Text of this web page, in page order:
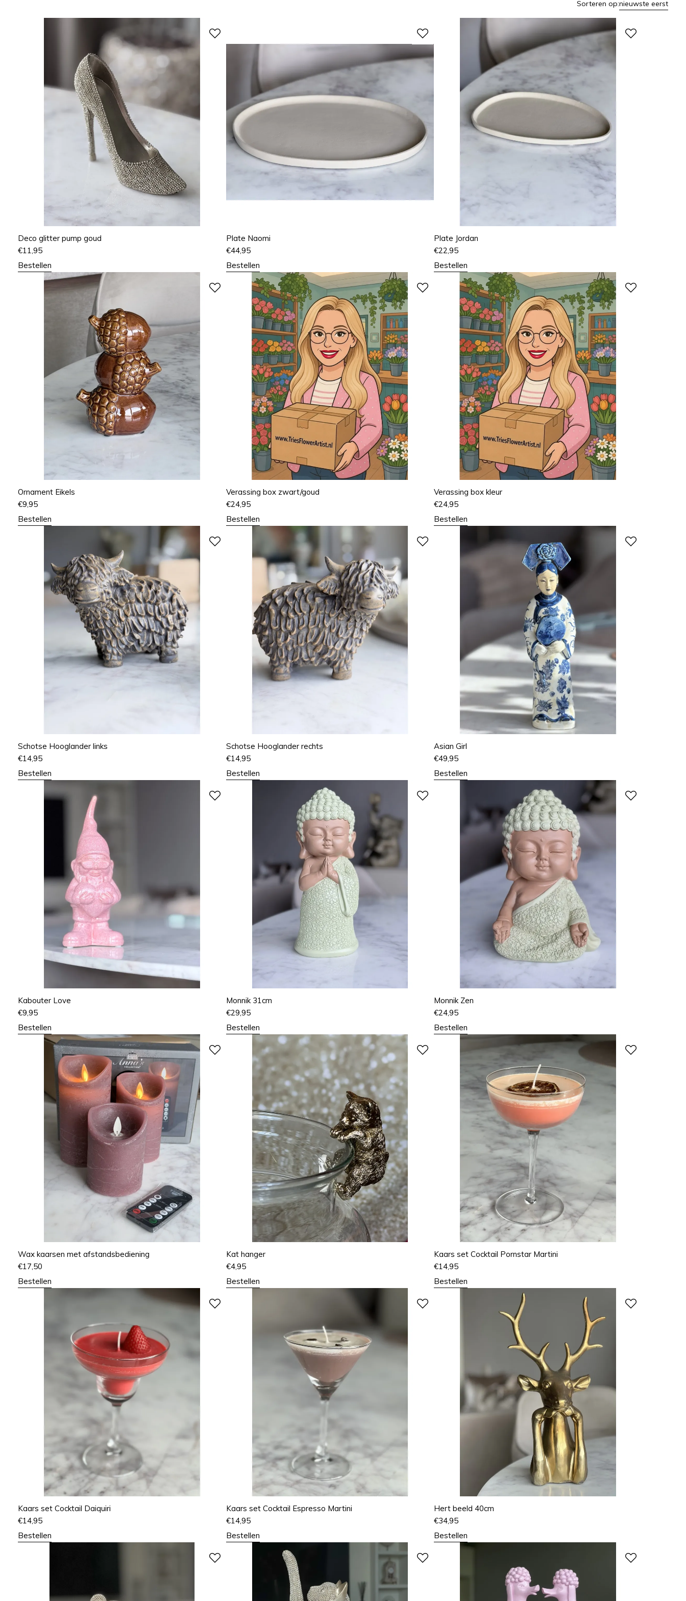
Sorteren op:nieuwste eerst
Deco glitter pump goud
€11,95
Bestellen
Plate Naomi
€44,95
Bestellen
Plate Jordan
€22,95
Bestellen
Ornament Eikels
€9,95
Bestellen
Verassing box zwart/goud
€24,95
Bestellen
Verassing box kleur
€24,95
Bestellen
Schotse Hooglander links
€14,95
Bestellen
Schotse Hooglander rechts
€14,95
Bestellen
Asian Girl
€49,95
Bestellen
Kabouter Love
€9,95
Bestellen
Monnik 31cm
€29,95
Bestellen
Monnik Zen
€24,95
Bestellen
Wax kaarsen met afstandsbediening
€17,50
Bestellen
Kat hanger
€4,95
Bestellen
Kaars set Cocktail Pornstar Martini
€14,95
Bestellen
Kaars set Cocktail Daiquiri
€14,95
Bestellen
Kaars set Cocktail Espresso Martini
€14,95
Bestellen
Hert beeld 40cm
€34,95
Bestellen